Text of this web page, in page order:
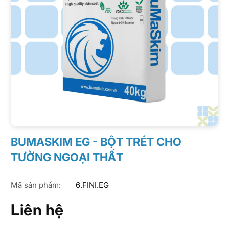
BUMASKIM EG - BỘT TRÉT CHO
TƯỜNG NGOẠI THẤT
Mã sản phẩm: 6.FINI.EG
Liên hệ